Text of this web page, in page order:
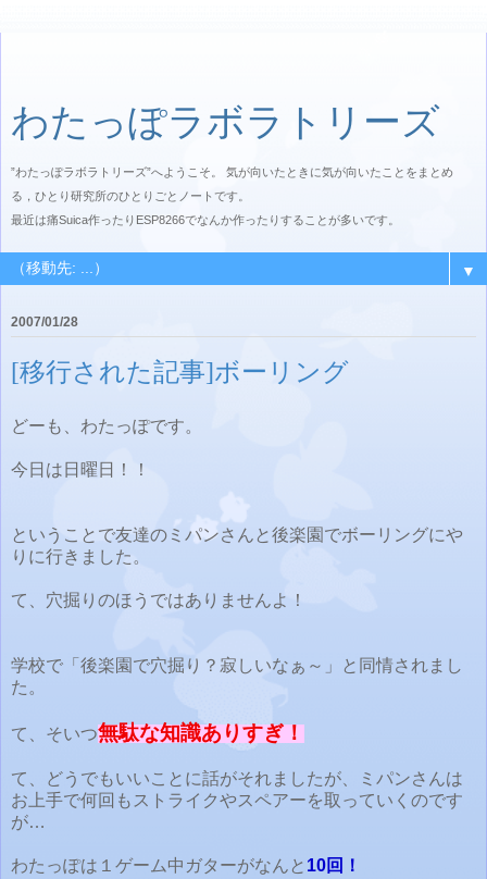
わたっぽラボラトリーズ
”わたっぽラボラトリーズ”へようこそ。 気が向いたときに気が向いたことをまとめ
る，ひとり研究所のひとりごとノートです。
最近は痛Suica作ったりESP8266でなんか作ったりすることが多いです。
▼
2007/01/28
[移行された記事]ボーリング
どーも、わたっぽです。
今日は日曜日！！
ということで友達のミパンさんと後楽園でボーリングにや
りに行きました。
て、穴掘りのほうではありませんよ！
学校で「後楽園で穴掘り？寂しいなぁ～」と同情されまし
た。
て、そいつ無駄な知識ありすぎ！
て、どうでもいいことに話がそれましたが、ミパンさんは
お上手で何回もストライクやスペアーを取っていくのです
が…
わたっぽは１ゲーム中ガターがなんと 10回！